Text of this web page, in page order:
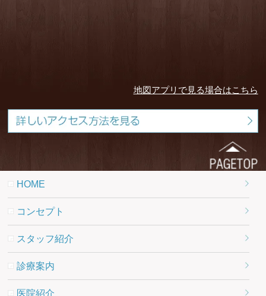
地図アプリで見る場合はこちら
HOME
コンセプト
スタッフ紹介
診療案内
医院紹介